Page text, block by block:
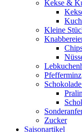
Kekse &
Kleine
Pfefferminz
Zucker
Saisonartikel